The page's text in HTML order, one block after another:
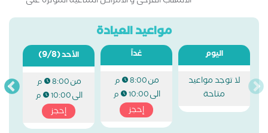
العين
مواعيد العيادة
اليوم
لا توجد مواعيد
متاحة
غداً
من8:00 م
الى10:00 م
إحجز
الأحد(9/8)
من8:00 م
الى10:00 م
إحجز